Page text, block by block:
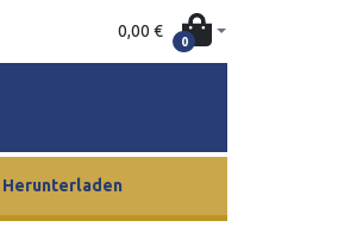
0,00 €
0
Herunterladen